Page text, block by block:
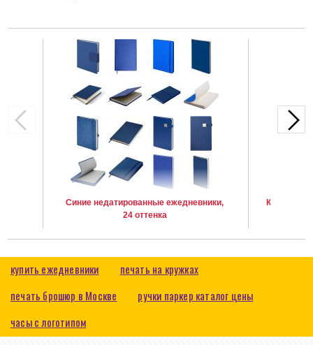
Синие недатированные ежедневники,
24 оттенка
Красные
купить ежедневники
печать на кружках
печать брошюр в Москве
ручки паркер каталог цены
часы с логотипом